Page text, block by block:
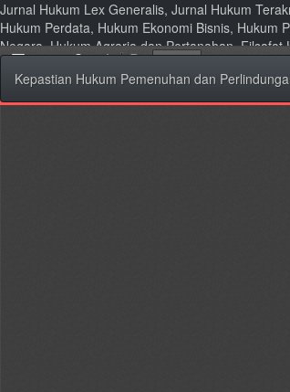
Jurnal Hukum Lex Generalis, Jurnal Hukum
Hukum Perdata, Hukum Ekonomi Bisnis, Hukum
Negara, Hukum Agraria dan Pertanahan,
Rincian
Kepastian Hukum Pemenuhan dan